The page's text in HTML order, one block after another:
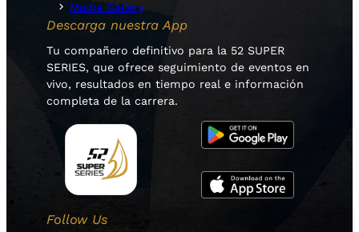
Media Gallery
Descarga nuestra App
Tu compañero definitivo para la 52 SUPER
SERIES, que ofrece seguimiento de eventos en
vivo, resultados en tiempo real e información
completa de la carrera.
Follow Us